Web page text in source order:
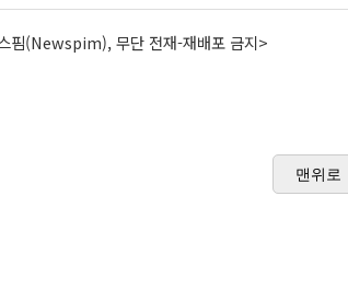
핌(Newspim), 무단 전재-재배포 금지>
맨위로